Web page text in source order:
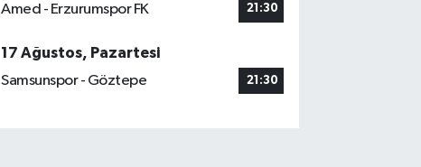
Amed - Erzurumspor FK 21:30
17 Ağustos, Pazartesi
Samsunspor - Göztepe
21:30